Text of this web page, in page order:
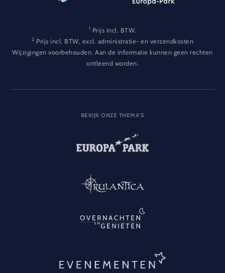
1 Prijs incl. BTW.
2 Prijs incl. BTW, excl. administratie- en verzendkosten
Wijzigingen voorbehouden. Aan de informatie kunnen geen rechten
ontleend worden.
BEKIJK ONZE THEMA'S